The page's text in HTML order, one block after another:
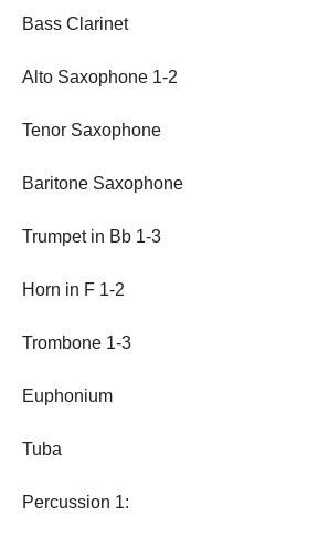
Bass Clarinet
Alto Saxophone 1-2
Tenor Saxophone
Baritone Saxophone
Trumpet in Bb 1-3
Horn in F 1-2
Trombone 1-3
Euphonium
Tuba
Percussion 1: